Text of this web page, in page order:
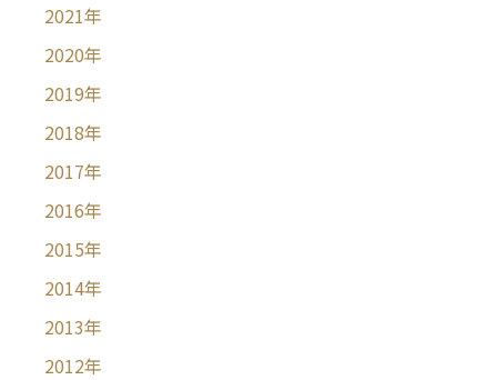
2021年
2020年
2019年
2018年
2017年
2016年
2015年
2014年
2013年
2012年